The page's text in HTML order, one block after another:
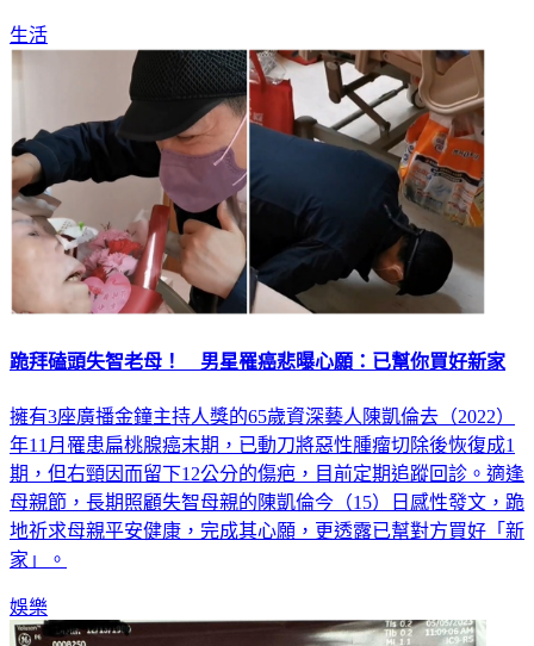
生活
跪拜磕頭失智老母！ 男星罹癌悲曝心願：已幫你買好新家
擁有3座廣播金鐘主持人獎的65歲資深藝人陳凱倫去（2022）
年11月罹患扁桃腺癌末期，已動刀將惡性腫瘤切除後恢復成1
期，但右頸因而留下12公分的傷疤，目前定期追蹤回診。適逢
母親節，長期照顧失智母親的陳凱倫今（15）日感性發文，跪
地祈求母親平安健康，完成其心願，更透露已幫對方買好「新
家」。
娛樂